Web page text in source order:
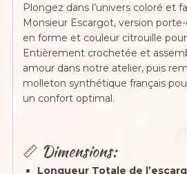
Plongez dans l’univers coloré et
Monsieur Escargot, version
en forme et couleur citrouille
Entièrement crochetée et
amour dans notre atelier, puis
molleton synthétique français
un confort optimal.
📏 Dimensions:
Longueur Totale de